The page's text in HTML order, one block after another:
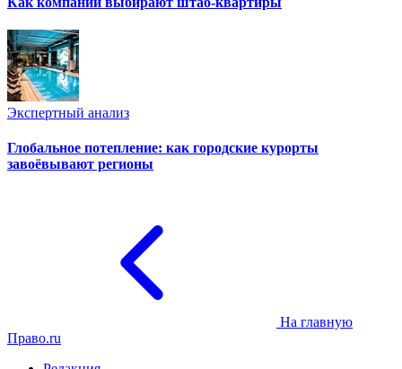
Экспертный анализ
Глобальное потепление: как городские курорты
завоёвывают регионы
На главную
Право.ru